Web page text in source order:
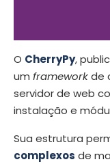
O CherryPy,
um frameworkde
servidor de web
instalação e
Sua estrutura
complexos de